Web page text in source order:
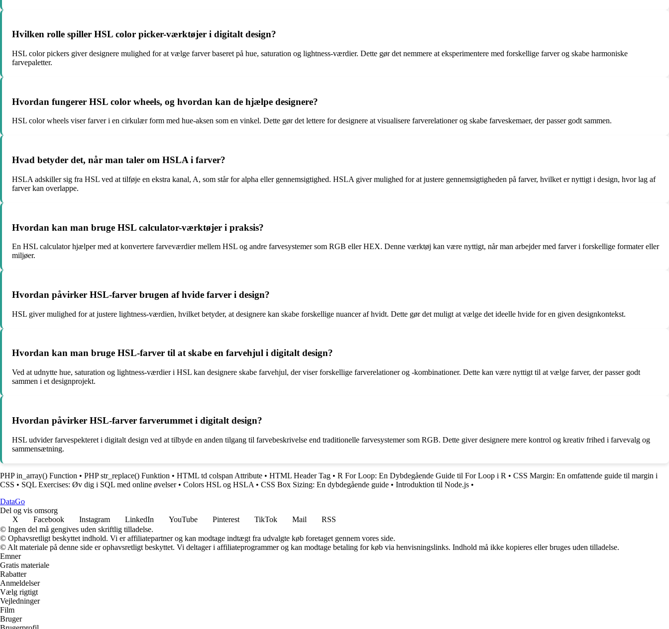
Hvilken rolle spiller HSL color picker-værktøjer i digitalt design?
HSL color pickers giver designere mulighed for at vælge farver baseret på hue, saturation og lightness-værdier. Dette gør det nemmere at eksperimentere med forskellige farver og skabe harmoniske
farvepaletter.
Hvordan fungerer HSL color wheels, og hvordan kan de hjælpe designere?
HSL color wheels viser farver i en cirkulær form med hue-aksen som en vinkel. Dette gør det lettere for designere at visualisere farverelationer og skabe farveskemaer, der passer godt sammen.
Hvad betyder det, når man taler om HSLA i farver?
HSLA adskiller sig fra HSL ved at tilføje en ekstra kanal, A, som står for alpha eller gennemsigtighed. HSLA giver mulighed for at justere gennemsigtigheden på farver, hvilket er nyttigt i design, hvor lag af
farver kan overlappe.
Hvordan kan man bruge HSL calculator-værktøjer i praksis?
En HSL calculator hjælper med at konvertere farveværdier mellem HSL og andre farvesystemer som RGB eller HEX. Denne værktøj kan være nyttigt, når man arbejder med farver i forskellige formater eller
miljøer.
Hvordan påvirker HSL-farver brugen af hvide farver i design?
HSL giver mulighed for at justere lightness-værdien, hvilket betyder, at designere kan skabe forskellige nuancer af hvidt. Dette gør det muligt at vælge det ideelle hvide for en given designkontekst.
Hvordan kan man bruge HSL-farver til at skabe en farvehjul i digitalt design?
Ved at udnytte hue, saturation og lightness-værdier i HSL kan designere skabe farvehjul, der viser forskellige farverelationer og -kombinationer. Dette kan være nyttigt til at vælge farver, der passer godt
sammen i et designprojekt.
Hvordan påvirker HSL-farver farverummet i digitalt design?
HSL udvider farvespekteret i digitalt design ved at tilbyde en anden tilgang til farvebeskrivelse end traditionelle farvesystemer som RGB. Dette giver designere mere kontrol og kreativ frihed i farvevalg og
sammensætning.
PHP in_array() Function • PHP str_replace() Funktion • HTML td colspan Attribute • HTML Header Tag • R For Loop: En Dybdegående Guide til For Loop i R • CSS Margin: En omfattende guide til margin i
CSS • SQL Exercises: Øv dig i SQL med online øvelser• Colors HSL og HSLA • CSS Box Sizing: En dybdegående guide • Introduktion til Node.js •
DataGo
Del og vis omsorg
X
Facebook Instagram LinkedIn YouTube Pinterest TikTok Mail
RSS
© Ingen del må gengives uden skriftlig tilladelse.
© Ophavsretligt beskyttet indhold. Vi er affiliatepartner og kan modtage indtægt fra udvalgte køb foretaget gennem vores side.
© Alt materiale på denne side er ophavsretligt beskyttet. Vi deltager i affiliateprogrammer og kan modtage betaling for køb via henvisningslinks. Indhold må ikke kopieres eller bruges uden tilladelse.
Emner
Gratis materiale
Rabatter
Anmeldelser
Vælg rigtigt
Vejledninger
Film
Bruger